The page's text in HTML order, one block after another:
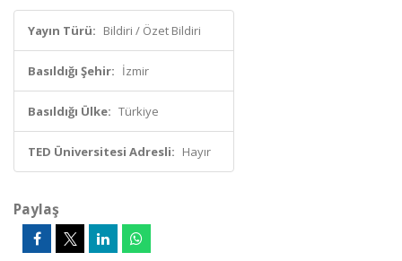
Yayın Türü: Bildiri / Özet Bildiri
Basıldığı Şehir: İzmir
Basıldığı Ülke: Türkiye
TED Üniversitesi Adresli: Hayır
Paylaş